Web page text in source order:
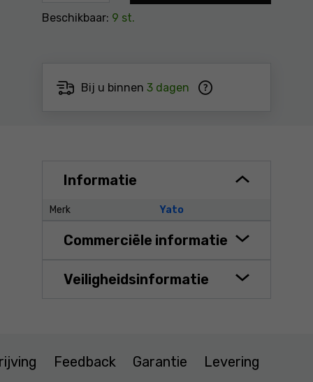
Beschikbaar: 9 st.
Bij u binnen 3 dagen
Informatie
Merk Yato
Commerciële informatie
Veiligheidsinformatie
Feedback Garantie Levering